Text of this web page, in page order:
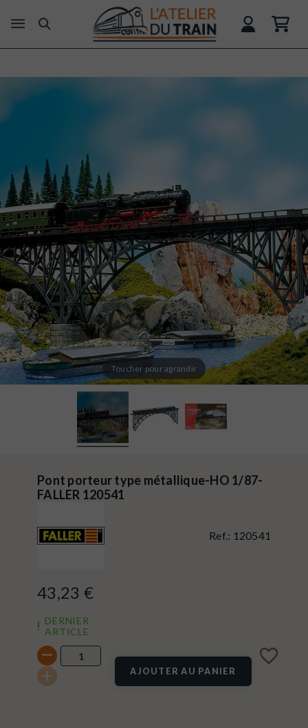
Toucher pour agrandir
Pont porteur type métallique-HO 1/87-
FALLER 120541
Ref.: 120541
43,23 €
DERNIER
ARTICLE
AJOUTER AU PANIER
favorite_border